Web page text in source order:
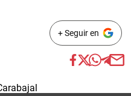
+ Seguir en